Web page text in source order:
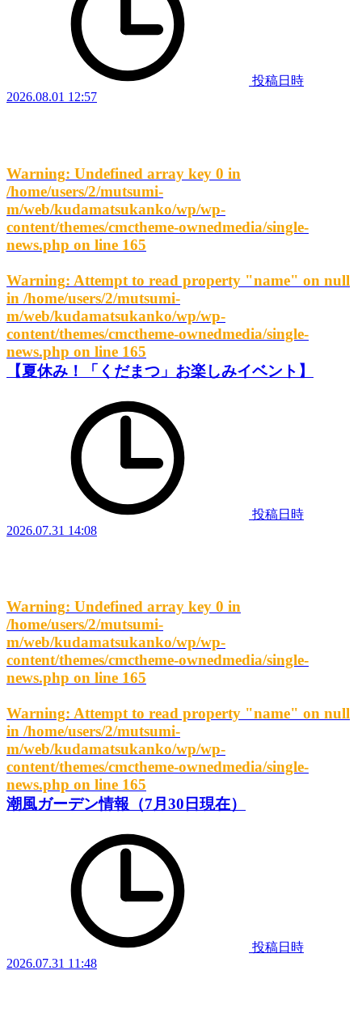
投稿日時
2026.08.01 12:57
Warning: Undefined array key 0 in
/home/users/2/mutsumi-
m/web/kudamatsukanko/wp/wp-
content/themes/cmctheme-ownedmedia/single-
news.php on line 165
Warning: Attempt to read property "name" on null
in /home/users/2/mutsumi-
m/web/kudamatsukanko/wp/wp-
content/themes/cmctheme-ownedmedia/single-
news.php on line 165
【夏休み！「くだまつ」お楽しみイベント】
投稿日時
2026.07.31 14:08
Warning: Undefined array key 0 in
/home/users/2/mutsumi-
m/web/kudamatsukanko/wp/wp-
content/themes/cmctheme-ownedmedia/single-
news.php on line 165
Warning: Attempt to read property "name" on null
in /home/users/2/mutsumi-
m/web/kudamatsukanko/wp/wp-
content/themes/cmctheme-ownedmedia/single-
news.php on line 165
潮風ガーデン情報（7月30日現在）
投稿日時
2026.07.31 11:48